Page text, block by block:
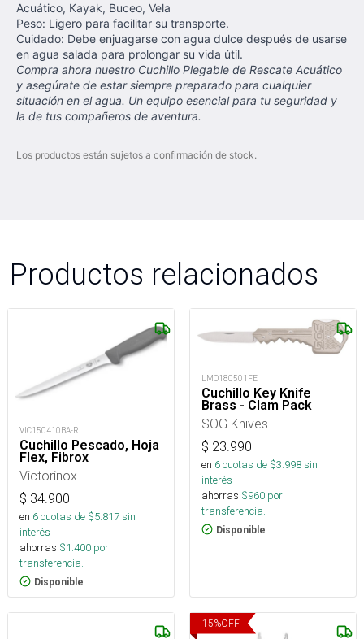
Acuático, Kayak, Buceo, Vela
Peso: Ligero para facilitar su transporte.
Cuidado: Debe enjuagarse con agua dulce después de usarse
en agua salada para prolongar su vida útil.
Compra ahora nuestro Cuchillo Plegable de Rescate Acuático
y asegúrate de estar siempre preparado para cualquier
situación en el agua. Un equipo esencial para tu seguridad y
la de tus compañeros de aventura.
Los productos están sujetos a confirmación de stock.
Productos relacionados
VIC150410BA-R
Cuchillo Pescado, Hoja
Flex, Fibrox
Victorinox
$ 34.900
en 6cuotas de $5.817sin
interés
ahorras $1.400 por
transferencia.
Disponible
LMO180501FE
Cuchillo Key Knife
Brass - Clam Pack
SOG Knives
$ 23.990
en 6cuotas de $3.998sin
interés
ahorras $960 por
transferencia.
Disponible
15%OFF